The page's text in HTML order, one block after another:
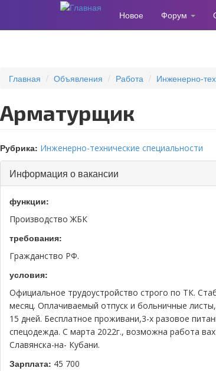
Новое Форум
Главная Объявления Работа Инженерно-
Арматурщик
Рубрика: Инженерно-технические специальности
Информация о вакансии
функции:
Производство ЖБК
требования:
Гражданство РФ.
условия:
Официальное трудоустройство строго по ТК.
месяц. Оплачиваемый отпуск и больничные
15 дней. Бесплатное проживани,3-х разовое
спецодежда. С марта 2022г., возможна работа
Славянска-на- Кубани.
Зарплата: 45 700